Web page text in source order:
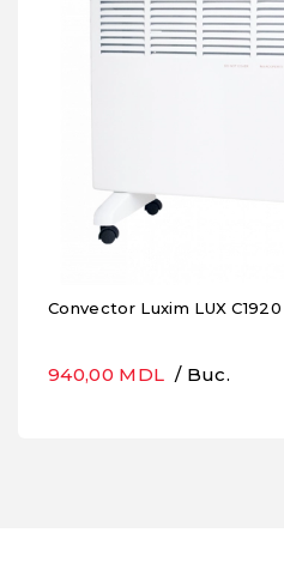
Convector Luxim LUX C1920
940,00 MDL / Buc.